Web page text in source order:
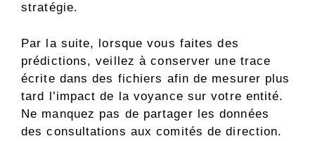
stratégie.
Par la suite, lorsque vous faites des
prédictions, veillez à conserver une trace
écrite dans des fichiers afin de mesurer plus
tard l’impact de la voyance sur votre entité.
Ne manquez pas de partager les données
des consultations aux comités de direction.